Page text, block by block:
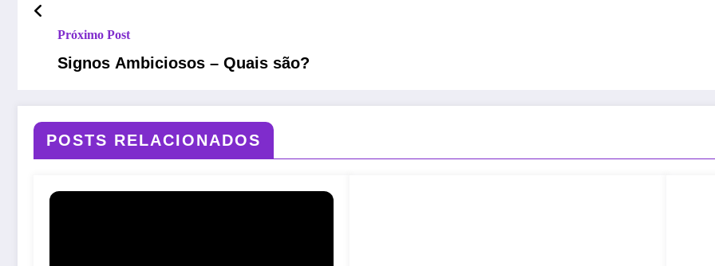
Próximo Post
Signos Ambiciosos – Quais são?
POSTS RELACIONADOS